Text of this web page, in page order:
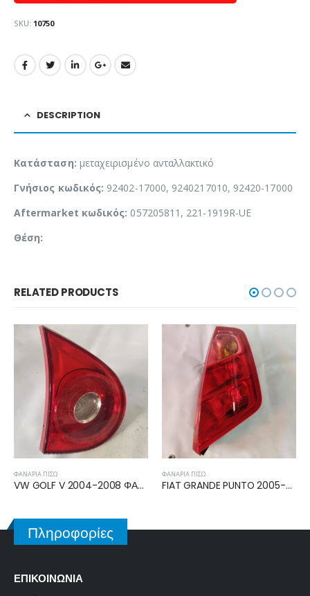
SKU: 10750
DESCRIPTION
Κατάσταση: μεταχειρισμένο ανταλλακτικό
Γνήσιος κωδικός: 92402-17000, 9240217010, 92420-17000
Aftermarket κωδικός: 057205811, 221-1919R-UE
Θέση:
RELATED PRODUCTS
VW GOLF V 2004-2008 ΦΑΝΑΡΙ ΠΙΣΩ ΑΡΙΣΤΕΡΟ ΕΣΩΤΕΡΙΚΟ 1K6945093E
ΦΑΝΆΡΙΑ ΠΊΣΩ
FIAT GRANDE PUNTO 2005-2008, 2008-2012 ΦΑΝΑΡΙ ΠΙΣΩ ΔΕΞΙΟ 51701590
ΦΑΝΆΡΙΑ ΠΊΣΩ
Πληροφορίες
ΕΠΙΚΟΙΝΩΝΊΑ